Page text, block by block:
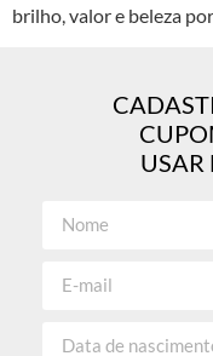
brilho, valor e beleza
USAR